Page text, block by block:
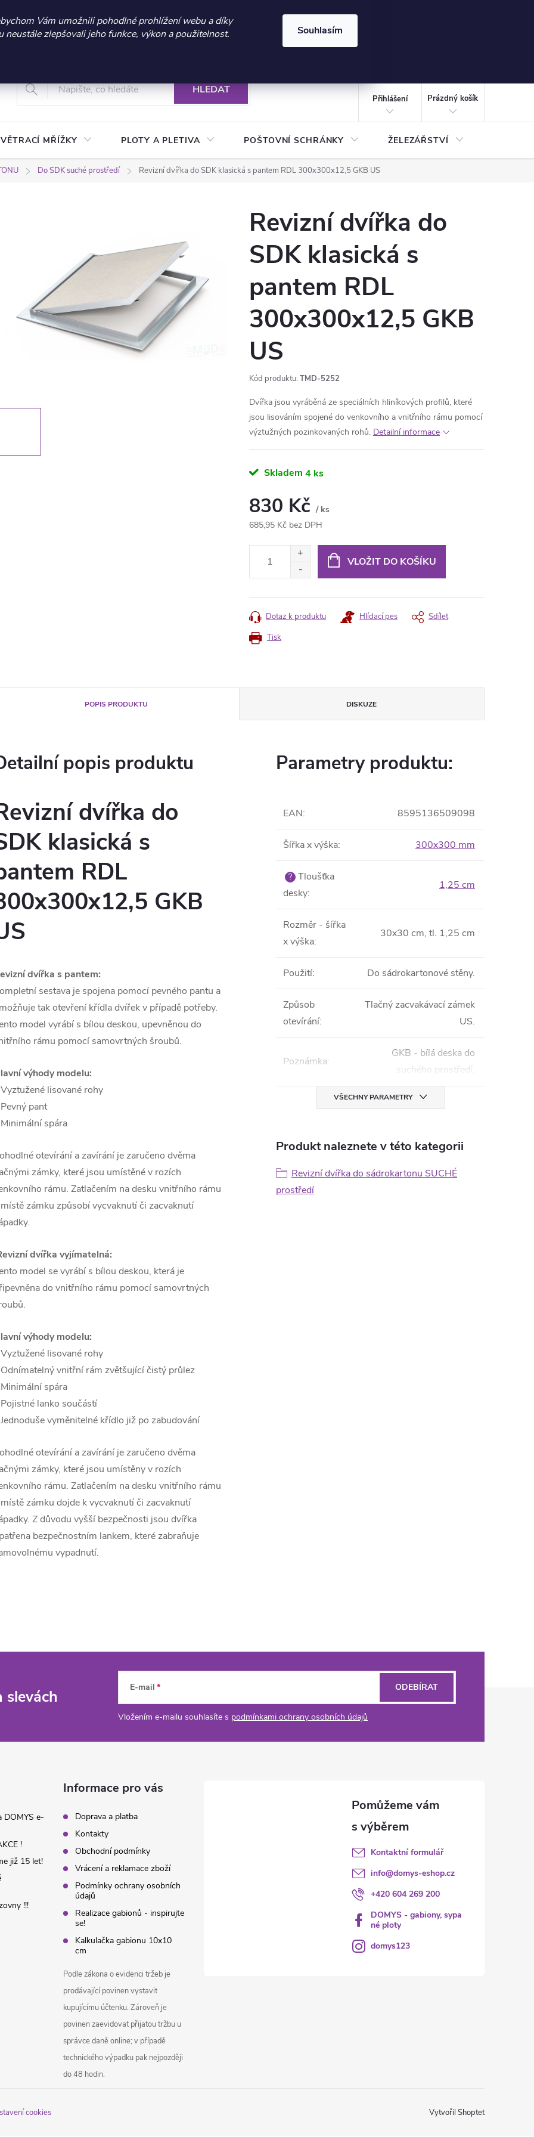
sleva 300 Kč při nákupu nad 3.000 Kč | Platnost do 21.9.2026 ⏰ | Kód: LÉTO2026
Vám umožnili pohodlné prohlížení webu a díky
neustále zlepšovali jeho funkce, výkon a použitelnost.
Souhlasím
+420 604 269 200
Vrácení a reklamace zboží Podmínky ochrany osobních údajů
HLEDAT
Přihlášení
KOŠÍK
Prázdný košík
VĚTRACÍ MŘÍŽKY PLOTY A PLETIVA POŠTOVNÍ SCHRÁNKY ŽELEZÁŘSTVÍ
Do SDK suché prostředí Revizní dvířka do SDK klasická s pantem RDL 300x300x12,5 GKB US
Revizní dvířka do
SDK klasická s
pantem RDL
300x300x12,5 GKB
US
Kód produktu: TMD-5252
Dvířka jsou vyráběná ze speciálních hliníkových profilů, které
jsou lisováním spojené do venkovního a vnitřního rámu pomocí
výztužných pozinkovaných rohů. Detailní informace
Skladem 4 ks
830 Kč / ks
685,95 Kč bez DPH
VLOŽIT DO KOŠÍKU
Tisk
Dotaz k produktu Hlídací pes Sdílet
POPIS PRODUKTU DISKUZE
popis produktu
dvířka do
klasická s
RDL
GKB
dvířka s pantem:
sestava je spojena pomocí pevného pantu a
tak otevření křídla dvířek v případě potřeby.
model vyrábí s bílou deskou, upevněnou do
rámu pomocí samovrtných šroubů.
výhody modelu:
lisované rohy
pant
spára
otevírání a zavírání je zaručeno dvěma
zámky, které jsou umístěné v rozích
rámu. Zatlačením na desku vnitřního rámu
zámku způsobí vycvaknutí či zacvaknutí
dvířka vyjímatelná:
model se vyrábí s bílou deskou, která je
do vnitřního rámu pomocí samovrtných
výhody modelu:
lisované rohy
vnitřní rám zvětšující čistý průlez
spára
lanko součástí
vyměnitelné křídlo již po zabudování
otevírání a zavírání je zaručeno dvěma
zámky, které jsou umístěny v rozích
rámu. Zatlačením na desku vnitřního rámu
zámku dojde k vycvaknutí či zacvaknutí
Z důvodu vyšší bezpečnosti jsou dvířka
bezpečnostním lankem, které zabraňuje
vypadnutí.
Parametry produktu:
EAN: 8595136509098
Šířka x výška: 300x300 mm
? Tloušťka
desky:
1,25 cm
Rozměr - šířka
x výška:
30x30 cm, tl. 1,25 cm
Použití: Do sádrokartonové stěny.
Způsob
otevírání:
Tlačný zacvakávací zámek
US.
Poznámka:
GKB - bílá deska do
suchého prostředí.
VŠECHNY PARAMETRY
Produkt naleznete v této kategorii
Revizní dvířka do sádrokartonu SUCHÉ
prostředí
slevách E-mail
Vložením e-mailu souhlasíte s podmínkami ochrany osobních údajů
ODEBÍRAT
DOMYS e-
!
již 15 let!
!!!
Informace pro vás
Doprava a platba
Kontakty
Obchodní podmínky
Vrácení a reklamace zboží
Podmínky ochrany osobních
údajů
Realizace gabionů - inspirujte
se!
Kalkulačka gabionu 10x10
cm
Podle zákona o evidenci tržeb je
prodávající povinen vystavit
kupujícímu účtenku. Zároveň je
povinen zaevidovat přijatou tržbu u
správce daně online; v případě
technického výpadku pak nejpozději
do 48 hodin.
Kontaktní formulář
info@domys-eshop.cz
+420 604 269 200
DOMYS - gabiony, sypa
né ploty
domys123
Vytvořil Shoptet
cookies